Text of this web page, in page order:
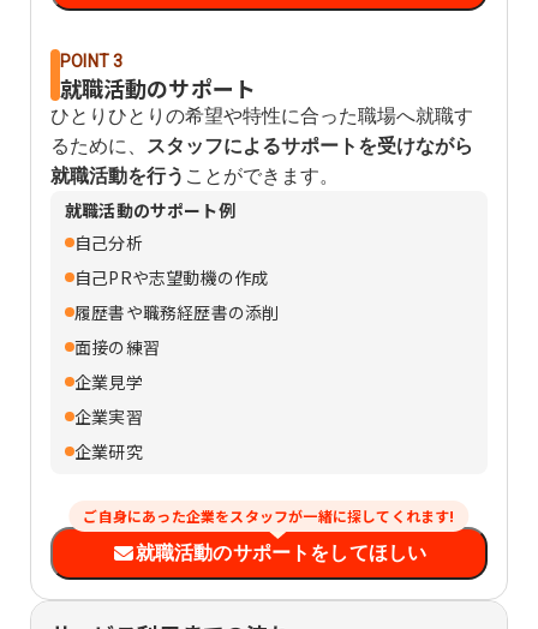
POINT 3
就職活動のサポート
ひとりひとりの希望や特性に合った職場へ就職す
るために、
スタッフによるサポートを受けながら
就職活動を行う ことができます。
就職活動のサポート例
自己分析
自己PRや志望動機の作成
履歴書や職務経歴書の添削
面接の練習
企業見学
企業実習
企業研究
ご自身にあった企業をスタッフが一緒に探してくれます!
就職活動のサポートをしてほしい